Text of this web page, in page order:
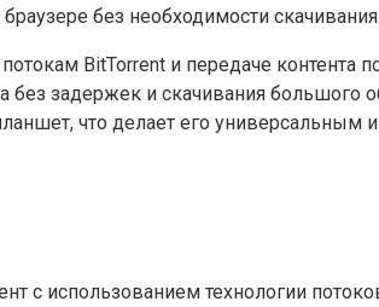
без необходимости скачивания.
BitTorrent и передаче контента
задержек и скачивания большого
что делает его
с использованием технологии